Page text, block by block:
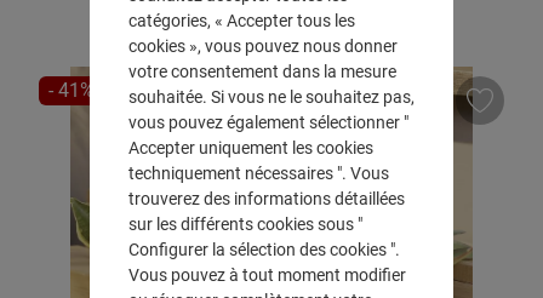
RÉDUCTION
- 41%
catégories, « Accepter tous les
cookies », vous pouvez nous donner
votre consentement dans la mesure
souhaitée. Si vous ne le souhaitez pas,
vous pouvez également sélectionner "
Accepter uniquement les cookies
techniquement nécessaires ". Vous
trouverez des informations détaillées
sur les différents cookies sous "
Configurer la sélection des cookies ".
Vous pouvez à tout moment modifier